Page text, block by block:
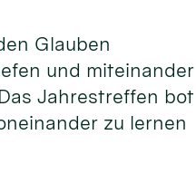
Glauben
und miteinander
Jahrestreffen bot
zu lernen